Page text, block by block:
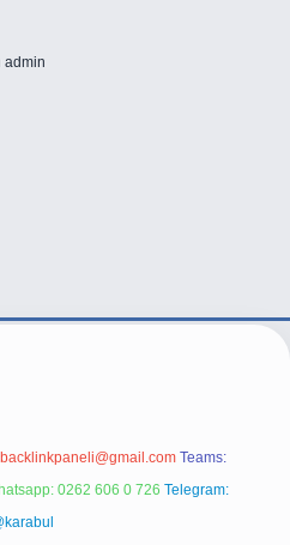
admin
backlinkpaneli@gmail.com Teams:
0262 606 0 726 Telegram: